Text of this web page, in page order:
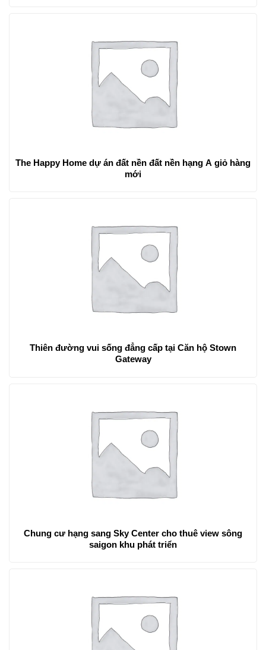
The Happy Home dự án đất nền đất nền hạng A giỏ hàng
mới
Thiên đường vui sống đẳng cấp tại Căn hộ Stown
Gateway
Chung cư hạng sang Sky Center cho thuê view sông
saigon khu phát triển